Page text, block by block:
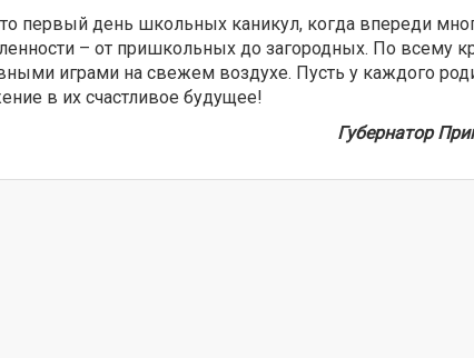
первый день школьных каникул, когда впереди
– от пришкольных до загородных. По всему
играми на свежем воздухе. Пусть у каждого
в их счастливое будущее!
Губернатор